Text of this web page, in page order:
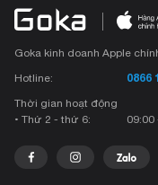
Goka kinh doanh Apple
Hotline:
0866
Thời gian hoạt động
• Thứ 2 - thứ 6:
09:00